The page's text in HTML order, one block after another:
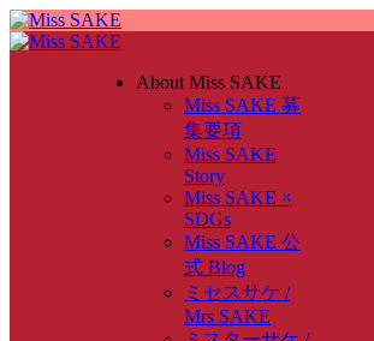
About Miss SAKE
Miss SAKE 募
集要項
Miss SAKE
Story
Miss SAKE ×
SDGs
Miss SAKE 公
式 Blog
ミセスサケ /
Mrs SAKE